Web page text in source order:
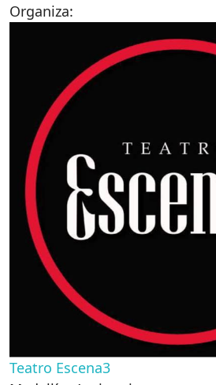
Organiza:
Teatro Escena3